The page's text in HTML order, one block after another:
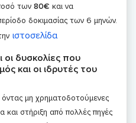
των 80€ και να
δοκιμασίας των 6 μηνών.
ιστοσελίδα
οι δυσκολίες που
και οι ιδρυτές του
μη χρηματοδοτούμενες
στήριξη από πολλές πηγές